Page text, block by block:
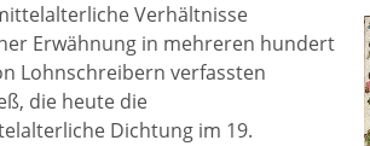
Verhältnisse
Erwähnung in mehreren hundert
Lohnschreibern verfassten
die heute die
Dichtung im 19.